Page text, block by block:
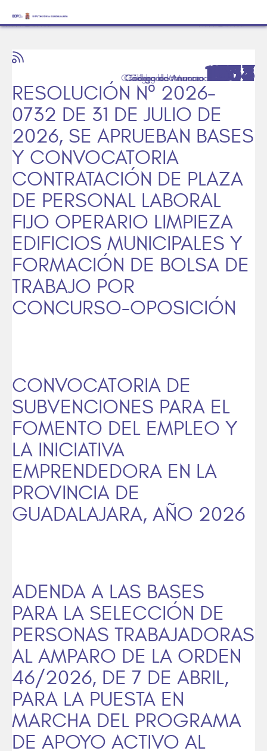
RESOLUCIÓN Nº 2026-
0732 DE 31 DE JULIO DE
2026, SE APRUEBAN BASES
Y CONVOCATORIA
CONTRATACIÓN DE PLAZA
DE PERSONAL LABORAL
FIJO OPERARIO LIMPIEZA
EDIFICIOS MUNICIPALES Y
FORMACIÓN DE BOLSA DE
TRABAJO POR
CONCURSO-OPOSICIÓN
2135
CONVOCATORIA DE
SUBVENCIONES PARA EL
FOMENTO DEL EMPLEO Y
LA INICIATIVA
EMPRENDEDORA EN LA
PROVINCIA DE
GUADALAJARA, AÑO 2026
1957
ADENDA A LAS BASES
PARA LA SELECCIÓN DE
PERSONAS TRABAJADORAS
AL AMPARO DE LA ORDEN
46/2026, DE 7 DE ABRIL,
PARA LA PUESTA EN
MARCHA DEL PROGRAMA
DE APOYO ACTIVO AL
1904
1832
1615
1552